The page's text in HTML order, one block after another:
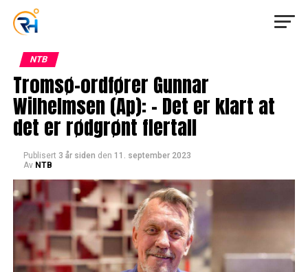
NTB
Tromsø-ordfører Gunnar
Wilhelmsen (Ap): – Det er klart at
det er rødgrønt flertall
Publisert 3 år siden den 11. september 2023
Av NTB